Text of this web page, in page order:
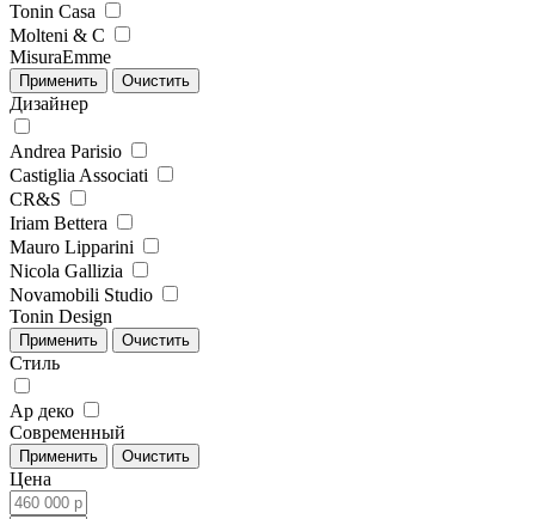
Tonin Casa
Molteni & C
MisuraEmme
Дизайнер
Andrea Parisio
Castiglia Associati
CR&S
Iriam Bettera
Mauro Lipparini
Nicola Gallizia
Novamobili Studio
Tonin Design
Стиль
Ар деко
Современный
Цена